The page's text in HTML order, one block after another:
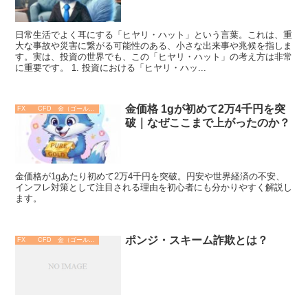
日常生活でよく耳にする「ヒヤリ・ハット」という言葉。これは、重
大な事故や災害に繋がる可能性のある、小さな出来事や兆候を指しま
す。実は、投資の世界でも、この「ヒヤリ・ハット」の考え方は非常
に重要です。 1. 投資における「ヒヤリ・ハッ...
FX CFD 金（ゴールド）
金価格 1gが初めて2万4千円を突
破｜なぜここまで上がったのか？
金価格が1gあたり初めて2万4千円を突破。円安や世界経済の不安、
インフレ対策として注目される理由を初心者にも分かりやすく解説し
ます。
ポンジ・スキーム詐欺とは？